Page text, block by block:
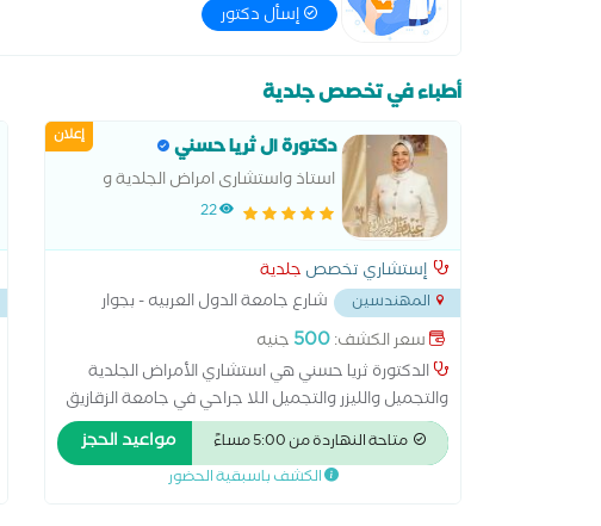
إسأل دكتور
أطباء في تخصص جلدية
إعلان دكتورة ال ثريا حسني
استاذ واستشارى امراض الجلدية و
التجميل و الليزر بجامعة الزقازيق.
22
إستشاري تخصص جلدية
المهندسين
شارع جامعة الدول العربيه - بجوار
محمصة العروبة ومترو جامعة الدول
سعر الكشف:500 جنيه
الدكتورة ثريا حسني هي استشاري الأمراض الجلدية
والتجميل والليزر والتجميل اللا جراحي في جامعة الزقازيق
بخبرة تزيد عن 20 عاما .حيث تقدم خدمات حقن
البوتوكس والفيلر، إبر النضارة، علاج تساقط الشعر،
وجلسات العناية بالبشرة.
متاحة النهاردة من 5:00 مساءً مواعيد الحجز
الكشف باسبقية الحضور